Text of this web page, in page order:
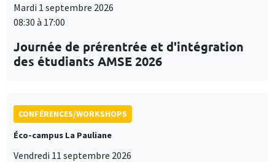
Mardi 1 septembre 2026
08:30 à 17:00
Journée de prérentrée et d'intégration
des étudiants AMSE 2026
CONFÉRENCES/WORKSHOPS
Éco-campus La Pauliane
Vendredi 11 septembre 2026